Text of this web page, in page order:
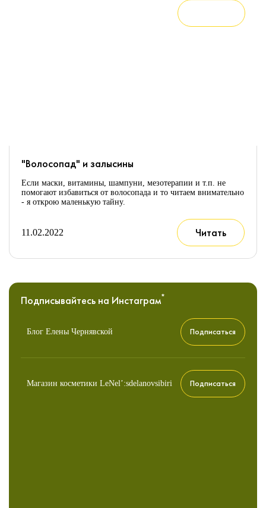
"Волосопад" и залысины
Если маски, витамины, шампуни, мезотерапии и т.п. не
помогают избавиться от волосопада и то читаем внимательно
- я открою маленькую тайну.
11.02.2022 Читать
Подписывайтесь на Инстаграм*
Блог Елены Чернявской Подписаться
Магазин косметики LeNel’:sdelanovsibiri Подписаться